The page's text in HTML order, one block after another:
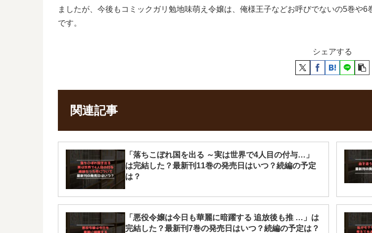
ましたが、今後もコミックガリ勉地味萌え令嬢は、俺様王子などお呼びでないの5巻や
です。
シェアする
関連記事
「落ちこぼれ国を出る ～実は世界で4人目の付与…」
は完結した？最新刊11巻の発売日はいつ？続編の予定
は？
「悪役令嬢は今日も華麗に暗躍する 追放後も推 …」は
完結した？最新刊7巻の発売日はいつ？続編の予定は？